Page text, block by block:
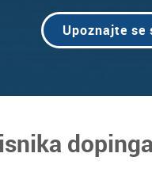
Upoznajte se